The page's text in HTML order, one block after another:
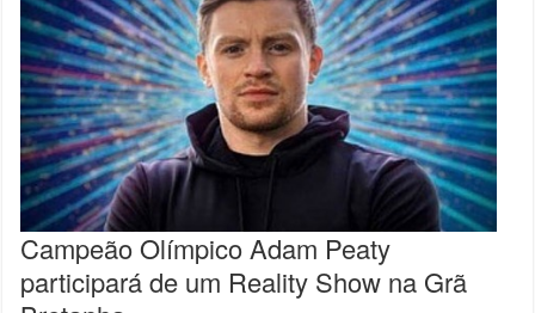
Campeão Olímpico Adam Peaty
participará de um Reality Show na Grã